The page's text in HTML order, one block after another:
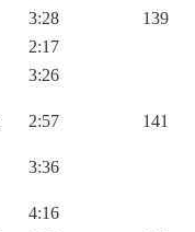
3:28
139
2:17
3:26
2:57 141
3:36
4:16